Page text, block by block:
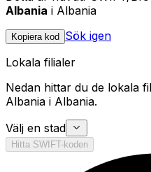
Albania i Albania
Kopiera kod
Sök igen
Lokala filialer
Nedan hittar du de lokala
Albania i Albania.
Välj en stad
Hitta SWIFT-koden